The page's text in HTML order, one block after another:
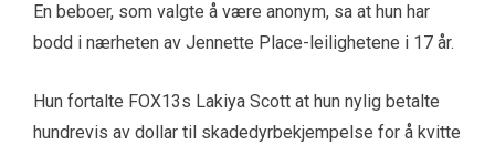
En beboer, som valgte å være anonym, sa at hun har
bodd i nærheten av Jennette Place-leilighetene i 17 år.
Hun fortalte FOX13s Lakiya Scott at hun nylig betalte
hundrevis av dollar til skadedyrbekjempelse for å kvitte